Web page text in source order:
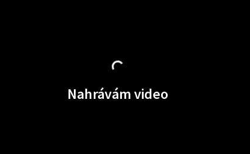
Nahrávám video